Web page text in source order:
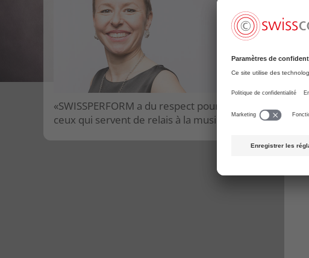
«SWISSPERFORM a du respect pour tous
ceux qui servent de relais à la musique!»